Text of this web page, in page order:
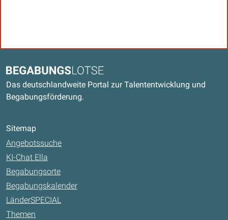
Begabungslotse
Das deutschlandweite Portal zur Talententwicklung und
Begabungsförderung.
Sitemap
Angebotssuche
KI-Chat Ella
Begabungsorte
Begabungskalender
LänderSPECIAL
Themen